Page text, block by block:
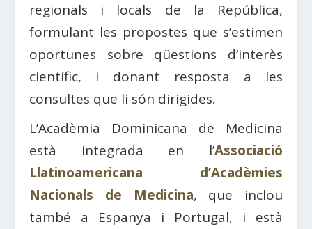
regionals i locals de la República,
formulant les propostes que s’estimen
oportunes sobre qüestions d’interès
científic, i donant resposta a les
consultes que li són dirigides.
L’Acadèmia Dominicana de Medicina
està integrada en l’Associació
Llatinoamericana d’Acadèmies
Nacionals de Medicina, que inclou
també a Espanya i Portugal, i està